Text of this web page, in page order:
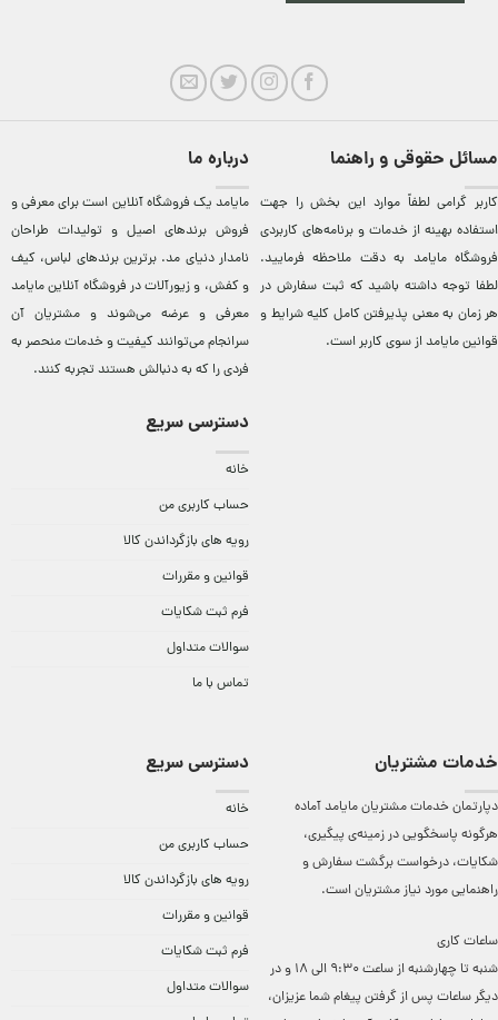
مسائل حقوقی و راهنما
کاربر گرامی لطفاً موارد این بخش را جهت
استفاده بهینه از خدمات و برنامه‌‏های کاربردی
فروشگاه مایامد به دقت ملاحظه فرمایید.
لطفا توجه داشته باشید که ثبت سفارش در
هر زمان به معنی پذیرفتن کامل کلیهشرایط و
قوانین مایامداز سوی کاربر است.
درباره ما
مایامد يک فروشگاه آنلاين است برای معرفی و
فروش برندهای اصيل و توليدات طراحان
نامدار دنيای مد. برترين‌ برندهای لباس، کيف
و کفش، و زيورآلات در فروشگاه آنلاين مایامد
معرفی و عرضه می‌شوند و مشتريان آن
سرانجام می‌توانند کيفيت و خدمات منحصر به
فردی را که به دنبالش هستند تجربه کنند.
دسترسی سریع
خانه
حساب کاربری من
رویه های بازگرداندن کالا
قوانین و مقررات
فرم ثبت شکایات
سوالات متداول
تماس با ما
خدمات مشتریان
دپارتمان خدمات مشتریان مایامد آماده
هرگونه پاسخگویی در زمینه‌ی پیگیری،
شکایات، درخواست برگشت سفارش و
راهنمایی مورد نیاز مشتریان است.
ساعات کاری
شنبه تا چهارشنبه از ساعت 9:30 الی 18 و در
دیگر ساعات ‌پس از گرفتن پیغام شما عزیزان،
دسترسی سریع
خانه
حساب کاربری من
رویه های بازگرداندن کالا
قوانین و مقررات
فرم ثبت شکایات
سوالات متداول